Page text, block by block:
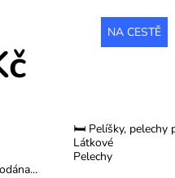
NA CESTĚ
🛏 Pelíšky, pelechy
Látkové
Pelechy